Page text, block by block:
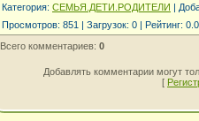
Категория: СЕМЬЯ.ДЕТИ.РОДИТЕЛИ |
Просмотров: 851 | Загрузок: 0 | Рейтинг: 0.0
Всего комментариев: 0
Добавлять комментарии могут
[